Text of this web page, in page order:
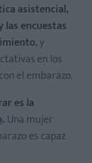
asistencial,
encuestas
, y
en los
el embarazo.
es la
. Una mujer
es capaz